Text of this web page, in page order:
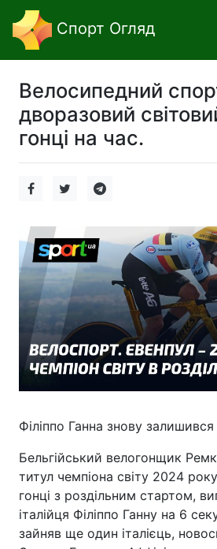
Спорт Огляд
Велосипедний
дворазовий
гонці на час.
Філіппо Ганна знову залишився
Бельгійський велогонщик
титул чемпіона світу 2024
гонці з роздільним стартом,
італійця Філіппо Ганну на 6
зайняв ще один італієць,